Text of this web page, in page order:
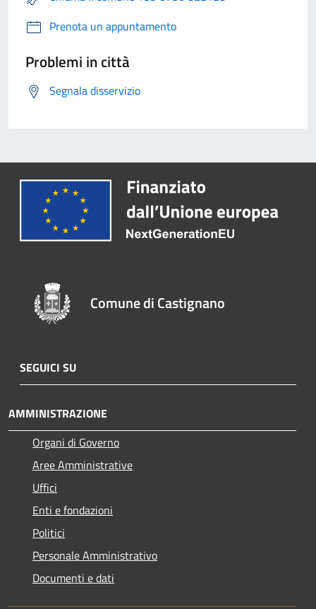
Prenota un appuntamento
Problemi in città
Segnala disservizio
Comune di Castignano
SEGUICI SU
AMMINISTRAZIONE
Organi di Governo
Aree Amministrative
Uffici
Enti e fondazioni
Politici
Personale Amministrativo
Documenti e dati